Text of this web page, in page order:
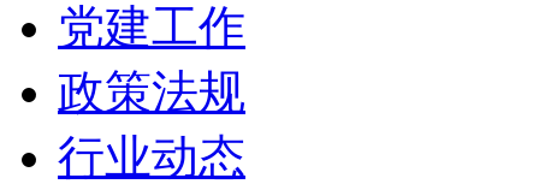
党建工作
政策法规
行业动态